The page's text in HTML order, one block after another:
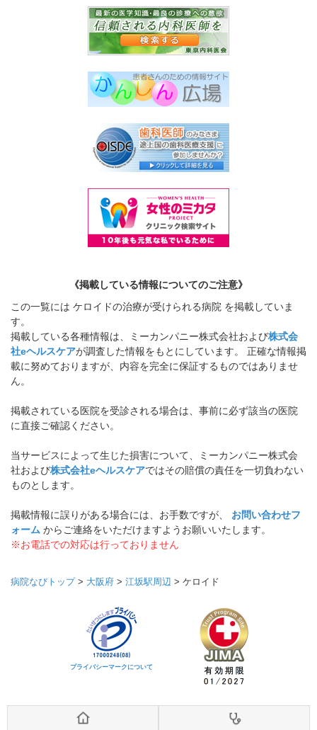
《掲載している情報についてのご注意》
この一覧には ケロイドの治療が受けられる病院 を掲載していま
す。
掲載している各種情報は、ミーカンパニー株式会社および株式会
社eヘルスケアが調査した情報をもとにしています。 正確な情報掲
載に努めておりますが、内容を完全に保証するものではありませ
ん。
掲載されている医院を受診される場合は、事前に必ず該当の医院
に直接ご確認ください。
当サービスによって生じた損害について、ミーカンパニー株式会
社および株式会社eヘルスケアではその賠償の責任を一切負わない
ものとします。
掲載情報に誤りがある場合には、お手数ですが、 お問い合わせフ
ォーム からご連絡をいただけますようお願いいたします。
※お電話での対応は行っておりません
病院なびトップ> 大阪府 > 江坂駅周辺 > ケロイド
プライバシーマークについて